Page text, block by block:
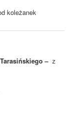
koleżanek
–z